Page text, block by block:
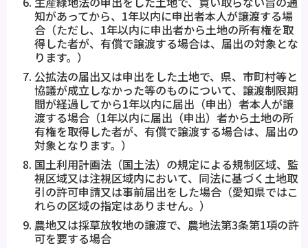
知があってから、1年以内に申出者本人が譲渡する場
合（ただし、1年以内に申出者から土地の所有権を取
得した者が、有償で譲渡する場合は、届出の対象とな
ります。）
公拡法の届出又は申出をした土地で、県、市町村等と
協議が成立しなかった等のものについて、譲渡制限期
間が経過してから1年以内に届出（申出）者本人が譲
渡する場合（1年以内に届出（申出）者から土地の所
有権を取得した者が、有償で譲渡する場合は、届出の
対象となります。）
国土利用計画法（国土法）の規定による規制区域、監
視区域又は注視区域内において、同法に基づく土地取
引の許可申請又は事前届出をした場合（愛知県ではこ
れらの区域の指定はありません。）
農地又は採草放牧地の譲渡で、農地法第3条第1項の許
可を要する場合